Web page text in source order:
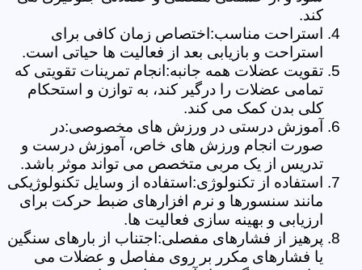
کند.
استراحت مناسب:اختصاص زمان کافی برای
استراحت و بازیابی بعد از فعالیت ها حیاتی است.
تقویت عضلات همه جانبه:انجام تمرینات تقویتی که
تمامی عضلات را درگیر کند، به توازن و استحکام
کلی بدن کمک می کند.
آموزش درستی در ورزش های مخصوصی:در
صورت انجام ورزش های خاص، آموزش درست و
تدریس از یک مربی متخصص می تواند موثر باشد.
استفاده از تکنولوژی:استفاده از وسایل تکنولوژیکی
مانند سنسورها و نرم افزارهای ضبط حرکت برای
ارزیابی و بهینه سازی فعالیت ها.
پرهیز از فشارهای مفصلی:اجتناب از بارهای سنگین
یا فشارهای مکرر بر روی مفاصل و عضلات می